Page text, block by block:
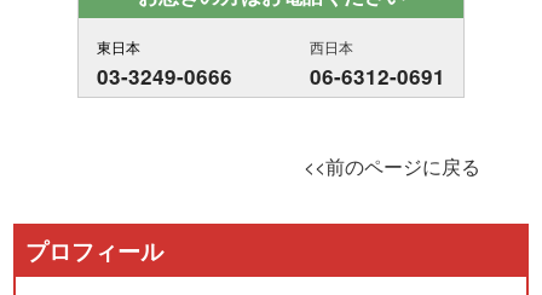
東日本
03-3249-0666
西日本
06-6312-0691
<<前のページに戻る
プロフィール